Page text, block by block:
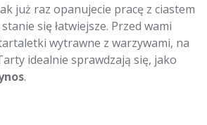
już raz opanujecie pracę z ciastem
się łatwiejsze. Przed wami
wytrawne z warzywami, na
idealnie sprawdzają się, jako
.